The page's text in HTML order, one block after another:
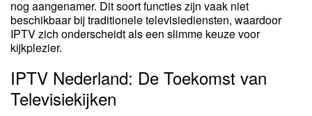
nog aangenamer. Dit soort functies zijn vaak niet
beschikbaar bij traditionele televisiediensten, waardoor
IPTV zich onderscheidt als een slimme keuze voor
kijkplezier.
IPTV Nederland: De Toekomst van
Televisiekijken